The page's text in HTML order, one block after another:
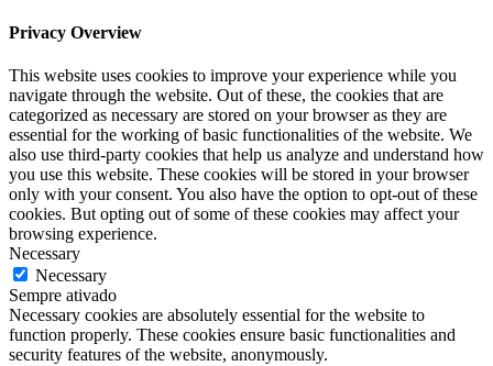
Privacy Overview
This website uses cookies to improve your experience while you
navigate through the website. Out of these, the cookies that are
categorized as necessary are stored on your browser as they are
essential for the working of basic functionalities of the website. We
also use third-party cookies that help us analyze and understand how
you use this website. These cookies will be stored in your browser
only with your consent. You also have the option to opt-out of these
cookies. But opting out of some of these cookies may affect your
browsing experience.
Necessary
Necessary
Sempre ativado
Necessary cookies are absolutely essential for the website to
function properly. These cookies ensure basic functionalities and
security features of the website, anonymously.